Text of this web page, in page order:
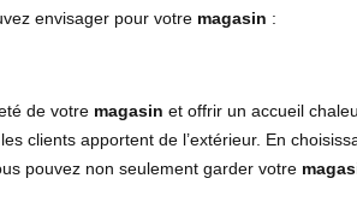
envisager pour votre magasin :
de votre magasin et offrir un accueil
clients apportent de l’extérieur. En
pouvez non seulement garder votre